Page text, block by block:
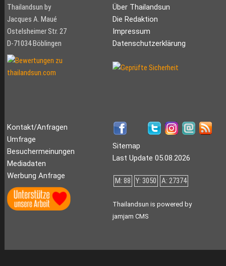
Thailandsun by
Jacques A. Maué
Ostelsheimer Str. 27
D-71034 Böblingen
Über Thailandsun
Die Redaktion
Impressum
Datenschutzerklärung
Kontakt/Anfragen
Umfrage
Besuchermeinungen
Mediadaten
Werbung Anfrage
Sitemap
Last Update 05.08.2026
M: 88 Y: 3050 A: 27374
Thailandsun is powered by
jamjam CMS